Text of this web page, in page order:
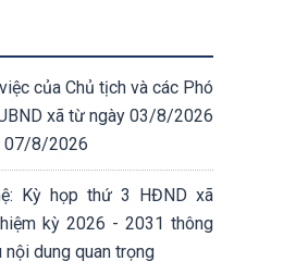
của Chủ tịch và các Phó
xã từ ngày 03/8/2026
07/8/2026
Kỳ họp thứ 3 HĐND xã
kỳ 2026 - 2031 thông
nội dung quan trọng